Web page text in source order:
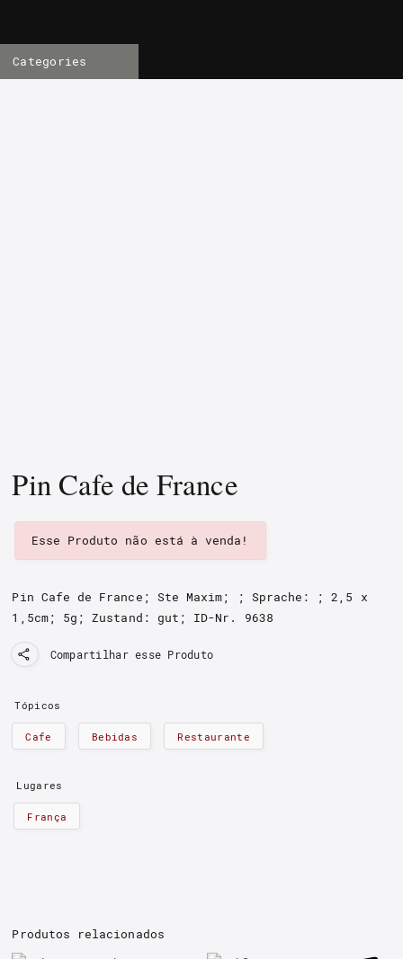
Categories
Pin Cafe de France
Esse Produto não está à venda!
Pin Cafe de France; Ste Maxim;
; Sprache: ; 2,5 x
1,5cm; 5g;Zustand: gut ; ID-Nr. 9638
Compartilhar esse Produto
Tópicos
Cafe Bebidas Restaurante
Lugares
França
Produtos relacionados